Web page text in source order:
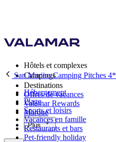
Hôtels et complexes
Campings
Destinations
Offres de vacances
Valamar Rewards
Marque
Plus
San Marino Camping Pitches 4*
Hébergement
Plage
Sports et loisirs
Vacances en famille
Restaurants et bars
Pet-friendly holiday